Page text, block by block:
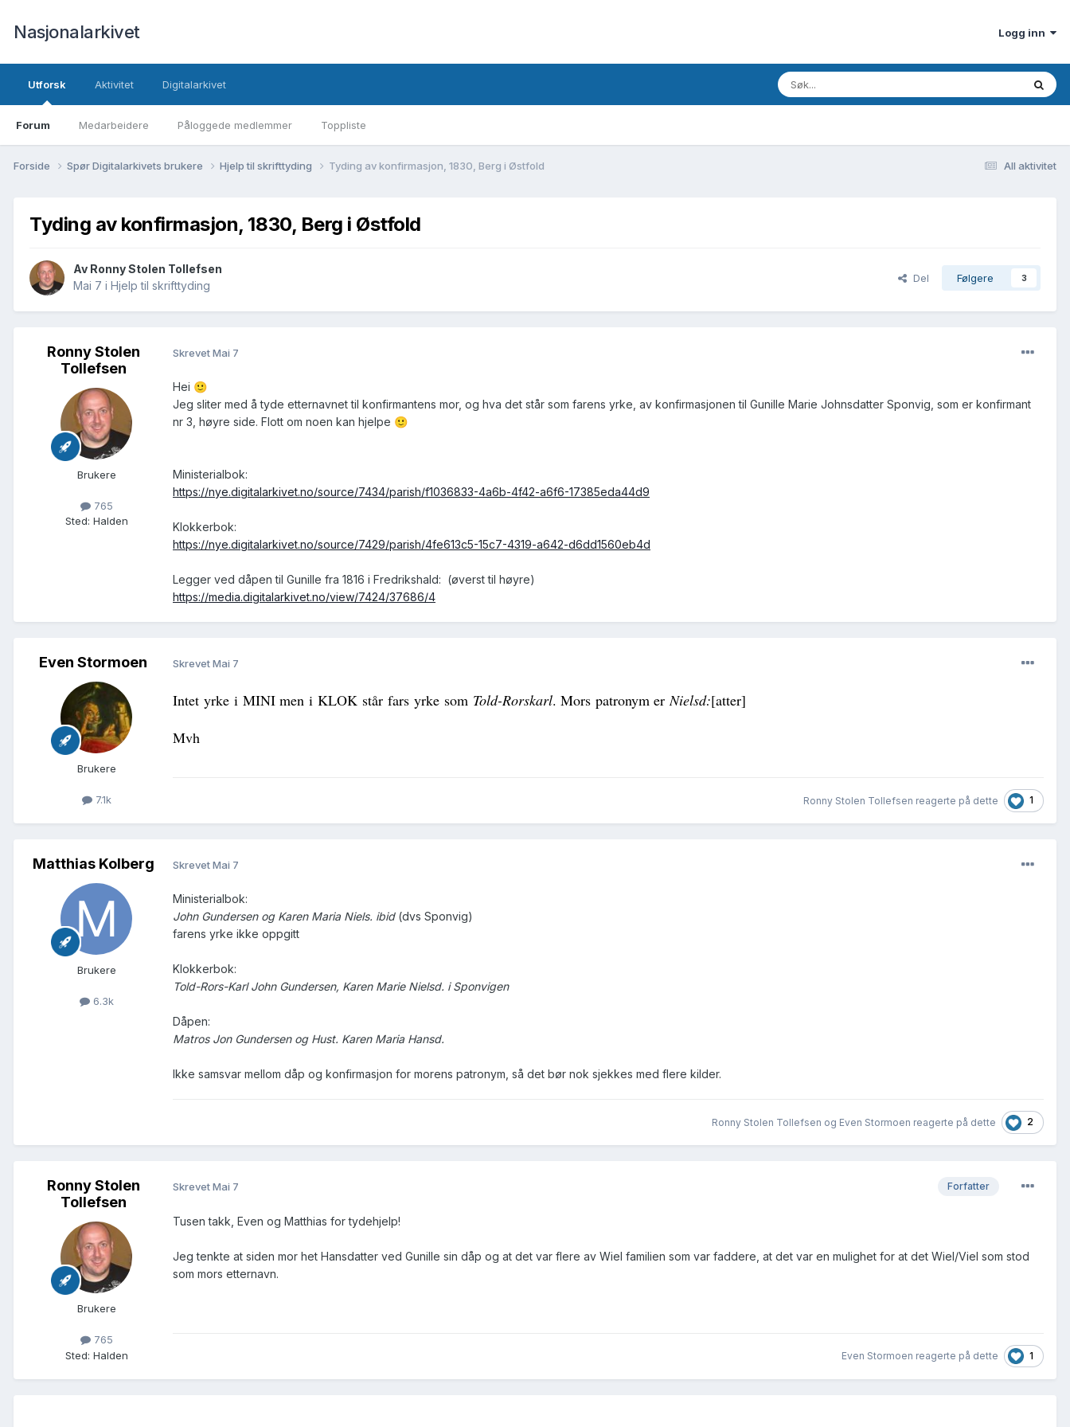
Nasjonalarkivet Logg inn
Utforsk
Forum Medarbeidere Påloggede medlemmer Toppliste
Aktivitet Digitalarkivet
All aktivitet
Forside Spør Digitalarkivets brukere Hjelp til skrifttyding Tyding av konfirmasjon, 1830, Berg i Østfold
Tyding av konfirmasjon, 1830, Berg i Østfold
Av Ronny Stolen Tollefsen
Mai 7 i Hjelp til skrifttyding
Del Følgere 3
Ronny Stolen
Tollefsen
Brukere
765
Sted: Halden
SkrevetMai 7
Hei 🙂
Jeg sliter med å tyde etternavnet til konfirmantens mor, og hva det står som farens yrke, av konfirmasjonen til Gunille Marie Johnsdatter Sponvig, som er konfirmant
nr 3, høyre side. Flott om noen kan hjelpe 🙂
Ministerialbok:
https://nye.digitalarkivet.no/source/7434/parish/f1036833-4a6b-4f42-a6f6-17385eda44d9
Klokkerbok:
https://nye.digitalarkivet.no/source/7429/parish/4fe613c5-15c7-4319-a642-d6dd1560eb4d
Legger ved dåpen til Gunille fra 1816 i Fredrikshald: (øverst til høyre)
https://media.digitalarkivet.no/view/7424/37686/4
Even Stormoen
Brukere
7.1k
SkrevetMai 7
Intet yrke i MINI men i KLOK står fars yrke som Told-Rorskarl. Mors patronym erNielsd:[atter]
Mvh
Ronny Stolen Tollefsen reagerte på dette 1
Matthias Kolberg
Brukere
6.3k
SkrevetMai 7
Ministerialbok:
John Gundersen og Karen Maria Niels. ibid(dvs Sponvig)
farens yrke ikke oppgitt
Klokkerbok:
Told-Rors-Karl John Gundersen, Karen Marie Nielsd. i Sponvigen
Dåpen:
Matros Jon Gundersen og Hust. Karen Maria Hansd.
Ikke samsvar mellom dåp og konfirmasjon for morens patronym, så det bør nok sjekkes med flere kilder.
Ronny Stolen Tollefsen og Even Stormoen reagerte på dette 2
Ronny Stolen
Tollefsen
Brukere
765
Sted: Halden
Forfatter
SkrevetMai 7
Tusen takk, Even og Matthias for tydehjelp!
Jeg tenkte at siden mor het Hansdatter ved Gunille sin dåp og at det var flere av Wiel familien som var faddere, at det var en mulighet for at det Wiel/Viel som stod
som mors etternavn.
Even Stormoen reagerte på dette 1